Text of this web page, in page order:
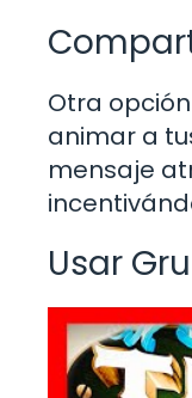
Otra
animar a
mensaje
Usar